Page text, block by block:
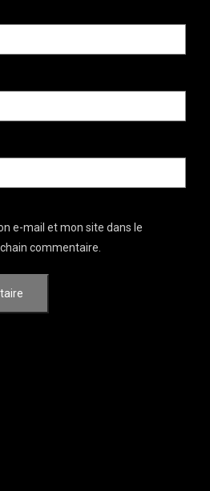
e-mail et mon site dans le
commentaire.